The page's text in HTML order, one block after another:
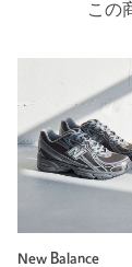
この
New Balance